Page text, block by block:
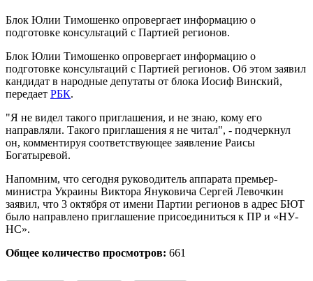
Блок Юлии Тимошенко опровергает информацию о
подготовке консультаций с Партией регионов.
Блок Юлии Тимошенко опровергает информацию о
подготовке консультаций с Партией регионов. Об этом заявил
кандидат в народные депутаты от блока Иосиф Винский,
передает РБК.
"Я не видел такого приглашения, и не знаю, кому его
направляли. Такого приглашения я не читал", - подчеркнул
он, комментируя соответствующее заявление Раисы
Богатыревой.
Напомним, что сегодня руководитель аппарата премьер-
министра Украины Виктора Януковича Сергей Левочкин
заявил, что 3 октября от имени Партии регионов в адрес БЮТ
было направлено приглашение присоединиться к ПР и «НУ-
НС».
Общее количество просмотров: 661